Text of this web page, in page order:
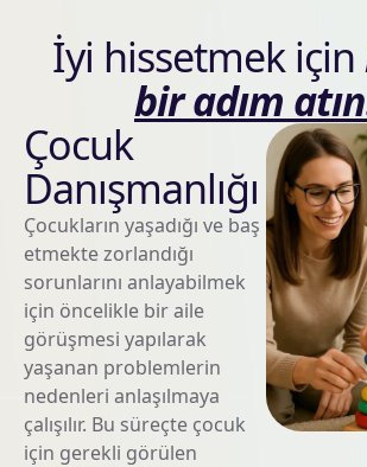
İyi hissetmek için
bir adım
Çocuk
Danışmanlığı
Çocukların yaşadığı ve baş
etmekte zorlandığı
sorunlarını anlayabilmek
için öncelikle bir aile
görüşmesi yapılarak
yaşanan problemlerin
nedenleri anlaşılmaya
çalışılır. Bu süreçte çocuk
için gerekli görülen